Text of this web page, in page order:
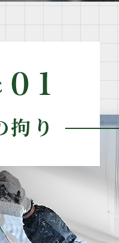
拘り